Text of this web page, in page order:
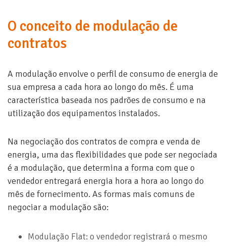
O conceito de modulação de
contratos
A modulação envolve o perfil de consumo de energia de
sua empresa a cada hora ao longo do mês. É uma
característica baseada nos padrões de consumo e na
utilização dos equipamentos instalados.
Na negociação dos contratos de compra e venda de
energia, uma das flexibilidades que pode ser negociada
é a modulação, que determina a forma com que o
vendedor entregará energia hora a hora ao longo do
mês de fornecimento. As formas mais comuns de
negociar a modulação são:
Modulação Flat: o vendedor registrará o mesmo